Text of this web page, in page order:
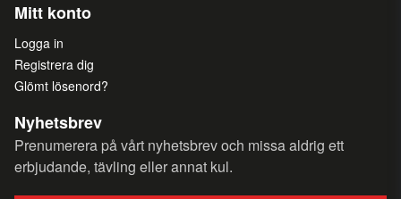
Mitt konto
Logga in
Registrera dig
Glömt lösenord?
Nyhetsbrev
Prenumerera på vårt nyhetsbrev och missa aldrig ett
erbjudande, tävling eller annat kul.